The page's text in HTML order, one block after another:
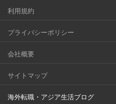
利用規約
プライバシーポリシー
会社概要
サイトマップ
海外転職・アジア生活ブログ